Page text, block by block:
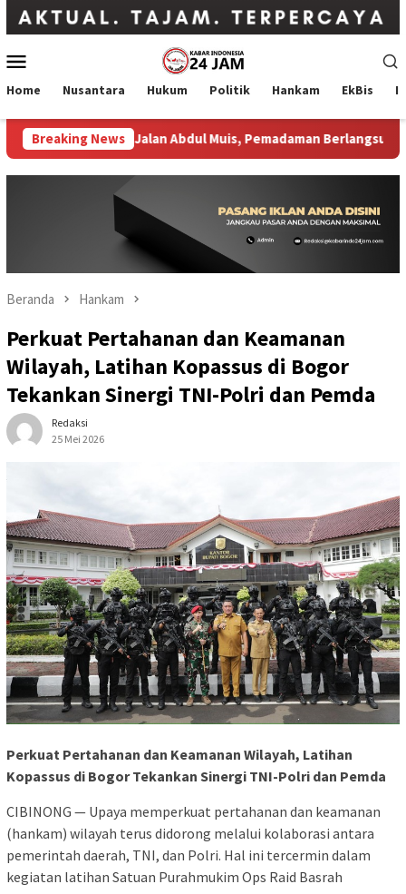
Loncat
Mobile
Home Nusantara Hukum Politik Hankam EkBis
Breaking News
DKI di Jalan Abdul Muis, Pemadaman Berlangsung
Beranda Hankam
Perkuat Pertahanan dan Keamanan
Wilayah, Latihan Kopassus di Bogor
Tekankan Sinergi TNI-Polri dan Pemda
Redaksi
25 Mei 2026
Perkuat Pertahanan dan Keamanan Wilayah, Latihan
Kopassus di Bogor Tekankan Sinergi TNI-Polri dan Pemda
CIBINONG — Upaya memperkuat pertahanan dan keamanan
(hankam) wilayah terus didorong melalui kolaborasi antara
pemerintah daerah, TNI, dan Polri. Hal ini tercermin dalam
kegiatan latihan Satuan Purahmukim Ops Raid Basrah